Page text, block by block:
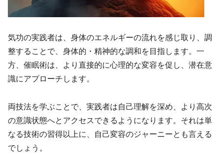
気功の実践者は、身体のエネルギーの流れを感じ取り、調
整することで、身体的・精神的な調和を目指します。一
方、催眠術は、より直接的に心理的な変容を促し、潜在意
識にアプローチします。
両技法を学ぶことで、実践者は自己理解を深め、より高次
の意識状態へとアクセスできるようになります。それは単
なる技術の習得以上に、自己変容のジャーニーとも言える
でしょう。